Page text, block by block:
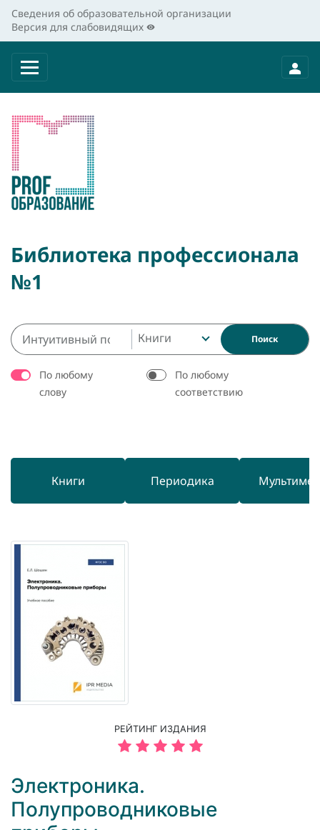
Сведения об образовательной организации
Версия для слабовидящих
Библиотека профессионала
№1
Книги Поиск
По любому
слову
По любому
соответствию
Книги Периодика
РЕЙТИНГ ИЗДАНИЯ
Электроника.
Полупроводниковые